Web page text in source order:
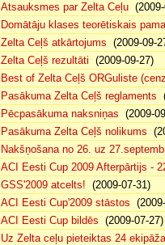
Atsauksmes par Zelta Ceļu
Domātāju klases teorētiskais
Zelta Ceļš atkārtojums (2009-09-
Zelta Ceļš rezultāti (2009-09-27)
Best of Zelta Ceļš ORGuliste
Pasākuma Zelta Ceļš reglaments
Pēcpasākuma naksniņas (2009-
Pasākuma Zelta Ceļš nolikums
Nakšņošana no 26. uz
ACI Eesti Cup 2009 Afterpārtijs -
GSS'2009 atcelts! (2009-07-31)
ACI Eesti Cup'2009 stāstos
ACI Eesti Cup bildēs (2009-07-27)
Uz Zelta ceļu pieteiktas 24